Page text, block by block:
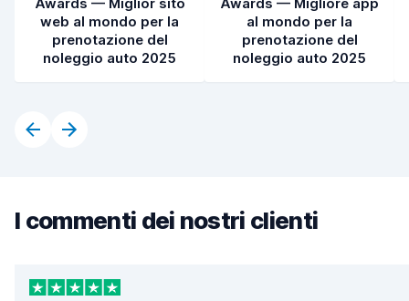
web al mondo per la
prenotazione del
noleggio auto 2025
al mondo per la
prenotazione del
noleggio auto 2025
I commenti dei nostri clienti